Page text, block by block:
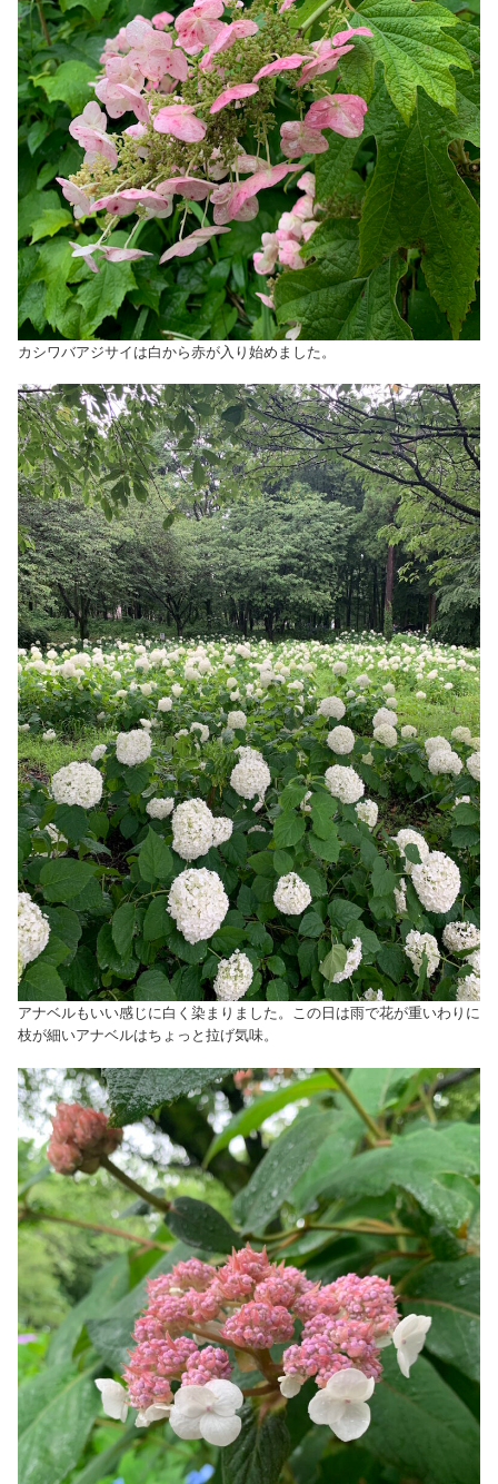
カシワバアジサイは白から赤が入り始めました。
アナベルもいい感じに白く染まりました。この日は雨で花が重いわりに
枝が細いアナベルはちょっと拉げ気味。